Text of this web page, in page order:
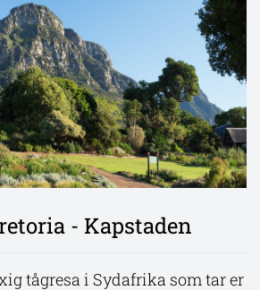
- Kapstaden
tågresa i Sydafrika som tar er
och Chobe
av lyx och äventyr vid